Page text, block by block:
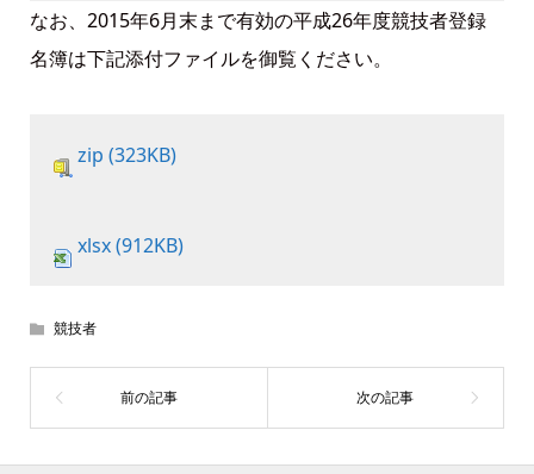
なお、2015年6月末まで有効の平成26年度競技者登録
名簿は下記添付ファイルを御覧ください。
zip (323KB)
xlsx (912KB)
競技者